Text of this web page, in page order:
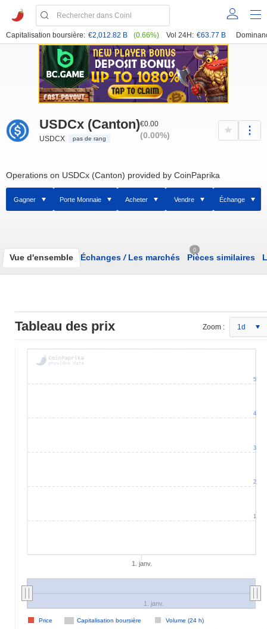
Capitalisation boursière: €2,012.82 B (0.66%) Vol 24H: €63.77 B
USDCx (Canton)
USDCX pas de rang
€0.00
(0.00%)
Operations on USDCx (Canton) provided by CoinPaprika
Gagner Porte Monnaie Acheter Vendre Échange
Vue d'ensemble Échanges /Les marchés
0
Pièces similaires
Tableau des prix Zoom : 1d
1. janv.
Capitalisation boursière Volume (24 h)
Price
1. janv.
1
2
3
4
5